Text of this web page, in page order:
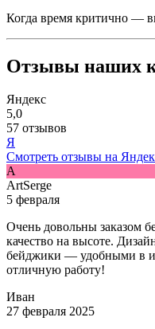
Когда время критично —
Отзывы наших
Яндекс
5,0
57 отзывов
Я
Смотреть отзывы на
A
ArtSerge
5 февраля
Очень довольны заказом
качество на высоте.
бейджики — удобными в
отличную работу!
Иван
27 февраля 2025